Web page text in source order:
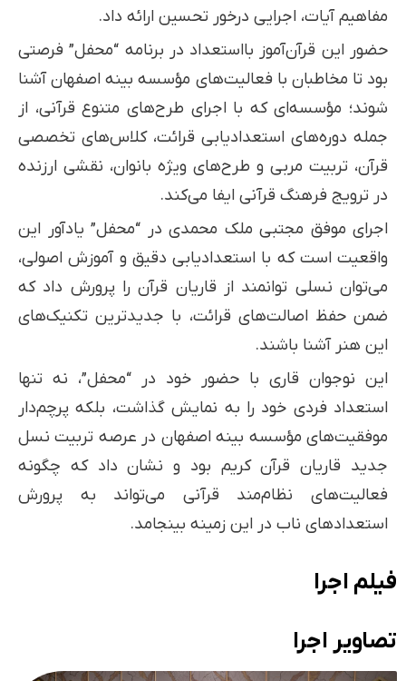
مفاهیم آیات، اجرایی درخور تحسین ارائه داد.
حضور این قرآن‌آموز بااستعداد در برنامه “محفل” فرصتی
بود تا مخاطبان با فعالیت‌های مؤسسه بینه اصفهان آشنا
شوند؛ مؤسسه‌ای که با اجرای طرح‌های متنوع قرآنی، از
جمله دوره‌های استعدادیابی قرائت، کلاس‌های تخصصی
قرآن، تربیت مربی و طرح‌های ویژه بانوان، نقشی ارزنده
در ترویج فرهنگ قرآنی ایفا می‌کند.
اجرای موفق مجتبی ملک محمدی در “محفل” یادآور این
واقعیت است که با استعدادیابی دقیق و آموزش اصولی،
می‌توان نسلی توانمند از قاریان قرآن را پرورش داد که
ضمن حفظ اصالت‌های قرائت، با جدیدترین تکنیک‌های
این هنر آشنا باشند.
این نوجوان قاری با حضور خود در “محفل”، نه تنها
استعداد فردی خود را به نمایش گذاشت، بلکه پرچم‌دار
موفقیت‌های مؤسسه بینه اصفهان در عرصه تربیت نسل
جدید قاریان قرآن کریم بود و نشان داد که چگونه
فعالیت‌های نظام‌مند قرآنی می‌تواند به پرورش
استعدادهای ناب در این زمینه بینجامد.
فیلم اجرا
تصاویر اجرا